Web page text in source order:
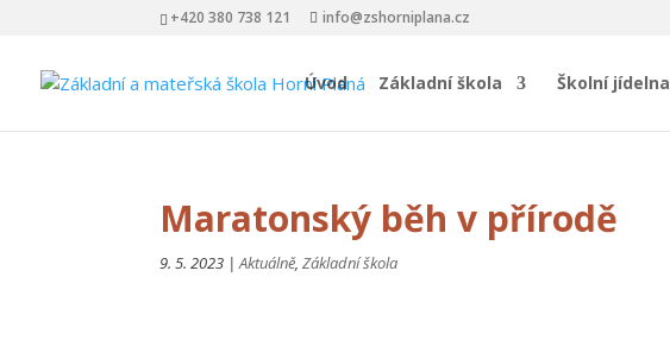
+420 380 738 121 info@zshorniplana.cz
Úvod Základní škola Školní jídelna
Maratonský běh v přírodě
9. 5. 2023 |Aktuálně,Základní škola